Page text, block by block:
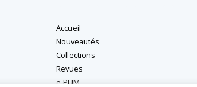
Accueil
Nouveautés
Collections
Revues
e-PUM